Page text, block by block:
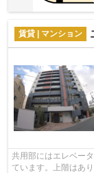
賃貸 | マンション
共用部にはエレベー
ています。上階はあ